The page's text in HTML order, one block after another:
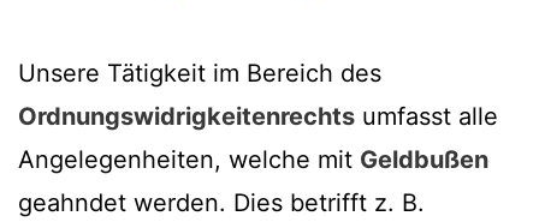
Unsere Tätigkeit im Bereich des
Ordnungswidrigkeitenrechts umfasst alle
Angelegenheiten, welche mit Geldbußen
geahndet werden. Dies betrifft z. B.